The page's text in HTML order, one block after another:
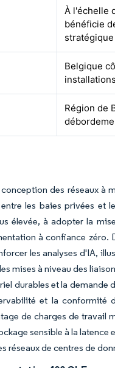
À l'échelle
bénéficie
stratégique
Belgique
Région de
des réseaux à
les baies privées et
élevée, à adopter la
à confiance zéro.
les analyses d'IA,
mises à niveau des
durables et la demande
et la conformité
de charges de travail
sensible à la
réseaux de centres de